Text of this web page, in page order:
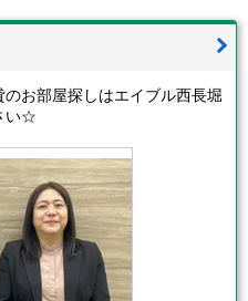
のお部屋探しはエイブル西長堀
い☆